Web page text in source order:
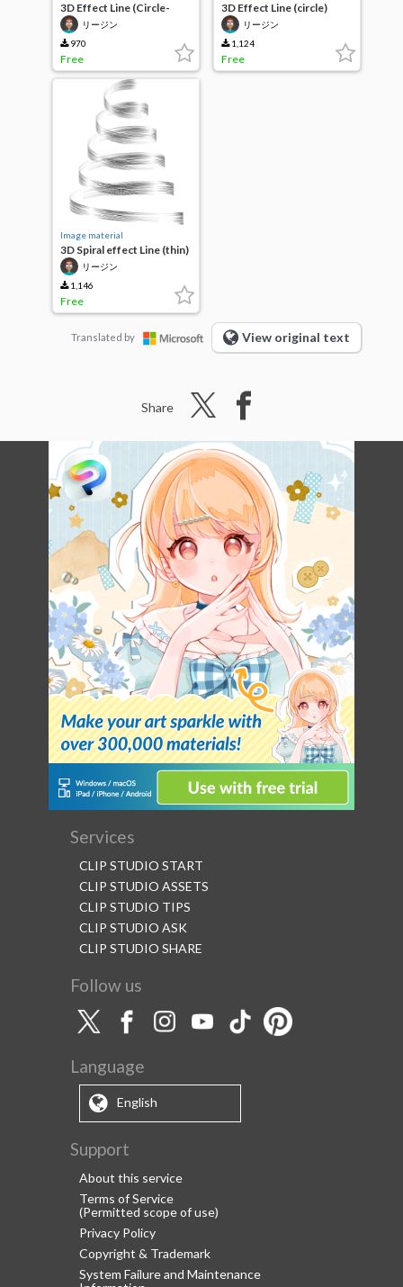
3D Effect Line (Circle-
monochrome)
リージン
970
Free
3D Effect Line (circle)
リージン
1,124
Free
Image material
3D Spiral effect Line (thin)
リージン
1,146
Free
Translated by View original text
Share
Services
CLIP STUDIO START
CLIP STUDIO ASSETS
CLIP STUDIO TIPS
CLIP STUDIO ASK
CLIP STUDIO SHARE
Follow us
Language
English
Support
About this service
Terms of Service
(Permitted scope of use)
Privacy Policy
Copyright & Trademark
System Failure and Maintenance